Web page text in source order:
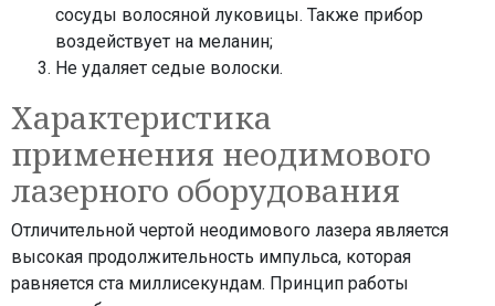
сосуды волосяной луковицы. Также прибор
воздействует на меланин;
Не удаляет седые волоски.
Характеристика
применения неодимового
лазерного оборудования
Отличительной чертой неодимового лазера является
высокая продолжительность импульса, которая
равняется ста миллисекундам. Принцип работы